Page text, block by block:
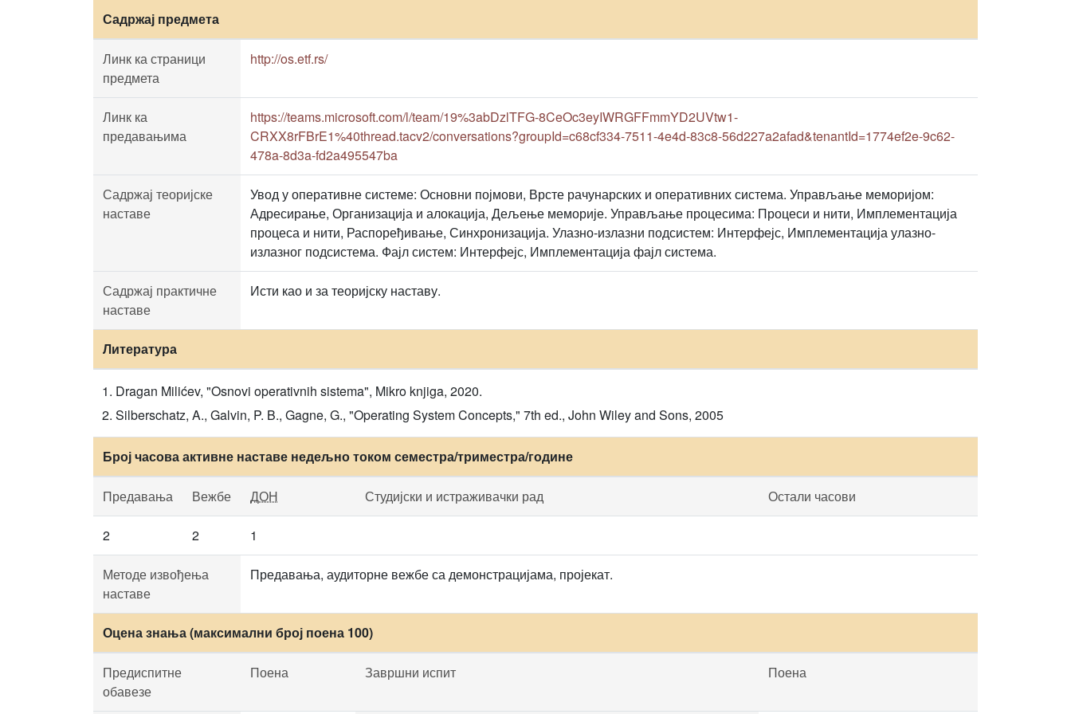
Садржај предмета
Линк ка страници
предмета
http://os.etf.rs/
Линк ка
предавањима
https://teams.microsoft.com/l/team/19%3abDzlTFG-8CeOc3eyIWRGFFmmYD2UVtw1-
CRXX8rFBrE1%40thread.tacv2/conversations?groupId=c68cf334-7511-4e4d-83c8-56d227a2afad&tenantId=1774ef2e-9c62-
478a-8d3a-fd2a495547ba
Садржај теоријске
наставе
Увод у оперативне системе: Основни појмови, Врсте рачунарских и оперативних система. Управљање меморијом:
Адресирање, Организација и алокација, Дељење меморије. Управљање процесима: Процеси и нити, Имплементација
процеса и нити, Распоређивање, Синхронизација. Улазно-излазни подсистем: Интерфејс, Имплементација улазно-
излазног подсистема. Фајл систем: Интерфејс, Имплементација фајл система.
Садржај практичне
наставе
Исти као и за теоријску наставу.
Литература
Dragan Milićev, "Osnovi operativnih sistema", Mikro knjiga, 2020.
Silberschatz, A., Galvin, P. B., Gagne, G., "Operating System Concepts," 7th ed., John Wiley and Sons, 2005
Број часова активне наставе недељно током семестра/триместра/године
Предавања Вежбе ДОН Студијски и истраживачки рад Остали часови
2 2 1
Методе извођења
наставе
Предавања, аудиторне вежбе са демонстрацијама, пројекат.
Оцена знања (максимални број поена 100)
Предиспитне
обавезе
Поена Завршни испит Поена